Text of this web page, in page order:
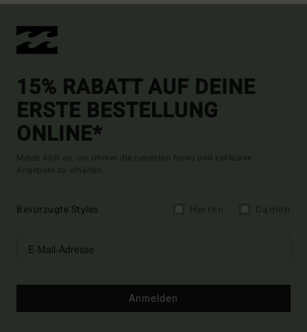
15% RABATT AUF DEINE
ERSTE BESTELLUNG
ONLINE*
Melde dich an, um immer die neuesten News und exklusive
Angebote zu erhalten.
Bevorzugte Styles
Anmelden